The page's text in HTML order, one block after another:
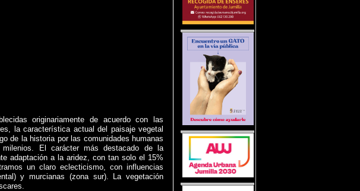
originariamente de acuerdo con las
la característica actual del paisaje vegetal
de la historia por las comunidades humanas
El carácter más destacado de la
adaptación a la aridez, con tan solo el 15%
un claro eclecticismo, con influencias
y murcianas (zona sur). La vegetación